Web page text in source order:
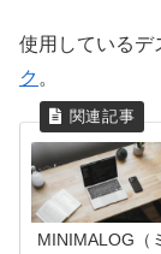
使用しているデ
ク 。
MINIMALOG（